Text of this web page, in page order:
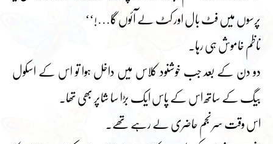
پرسوں میں فٹ بال اور کٹ لے آئوں گا…!‘‘
ناظم خاموش ہی رہا۔
دو دن کے بعد جب خوشنود کلاس میں داخل ہوا تو اس کے اسکول
بیگ کے ساتھ اس کے پاس ایک بڑا سا شاپر بھی تھا۔
اس وقت سر نجم حاضری لے رہے تھے۔